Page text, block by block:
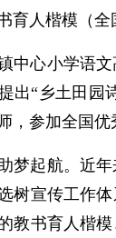
育人楷模（全
中心小学语
出“乡土田园
，参加全国优
梦起航。近
树宣传工作体
教书育人楷